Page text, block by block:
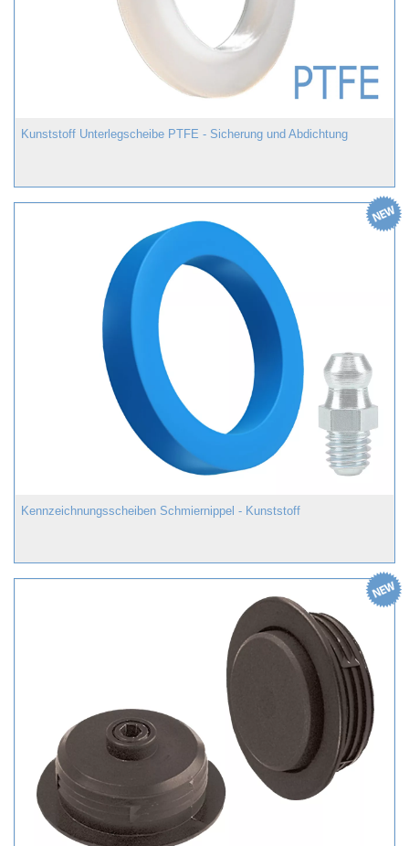
Kunststoff Unterlegscheibe PTFE - Sicherung und Abdichtung
Kennzeichnungsscheiben Schmiernippel - Kunststoff